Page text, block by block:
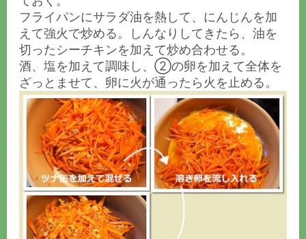
フライパンにサラダ油を熱して、にんじんを加
えて強火で炒める。しんなりしてきたら、油を
切ったシーチキンを加えて炒め合わせる。
酒、塩を加えて調味し、②の卵を加えて全体を
ざっとませて、卵に火が通ったら火を止める。